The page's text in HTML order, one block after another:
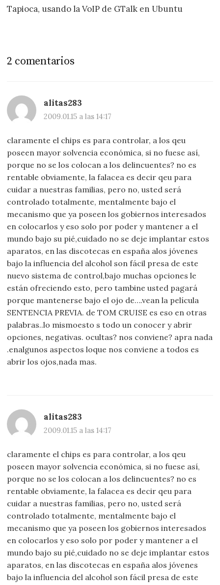
Tapioca, usando la VoIP de GTalk en Ubuntu
2 comentarios
alitas283
2009.01.15 a las 14:17
claramente el chips es para controlar, a los qeu
poseen mayor solvencia económica, si no fuese así,
porque no se los colocan a los delincuentes? no es
rentable obviamente, la falacea es decir qeu para
cuidar a nuestras familias, pero no, usted será
controlado totalmente, mentalmente bajo el
mecanismo que ya poseen los gobiernos interesados
en colocarlos y eso solo por poder y mantener a el
mundo bajo su pié,cuidado no se deje implantar estos
aparatos, en las discotecas en españa alos jóvenes
bajo la influencia del alcohol son fácil presa de este
nuevo sistema de control,bajo muchas opciones le
están ofreciendo esto, pero tambine usted pagará
porque mantenerse bajo el ojo de….vean la película
SENTENCIA PREVIA. de TOM CRUISE es eso en otras
palabras..lo mismoesto s todo un conocer y abrir
opciones, negativas. ocultas? nos conviene? apra nada
.enalgunos aspectos loque nos conviene a todos es
abrir los ojos,nada mas.
alitas283
2009.01.15 a las 14:17
claramente el chips es para controlar, a los qeu
poseen mayor solvencia económica, si no fuese así,
porque no se los colocan a los delincuentes? no es
rentable obviamente, la falacea es decir qeu para
cuidar a nuestras familias, pero no, usted será
controlado totalmente, mentalmente bajo el
mecanismo que ya poseen los gobiernos interesados
en colocarlos y eso solo por poder y mantener a el
mundo bajo su pié,cuidado no se deje implantar estos
aparatos, en las discotecas en españa alos jóvenes
bajo la influencia del alcohol son fácil presa de este